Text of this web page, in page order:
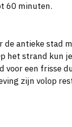
60 minuten.
de antieke stad
het strand kun
een frisse
zijn volop